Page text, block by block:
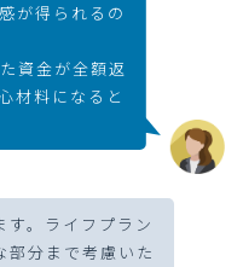
が得られるの
資金が全額返
材料になると
。ライフプラン
部分まで考慮いた